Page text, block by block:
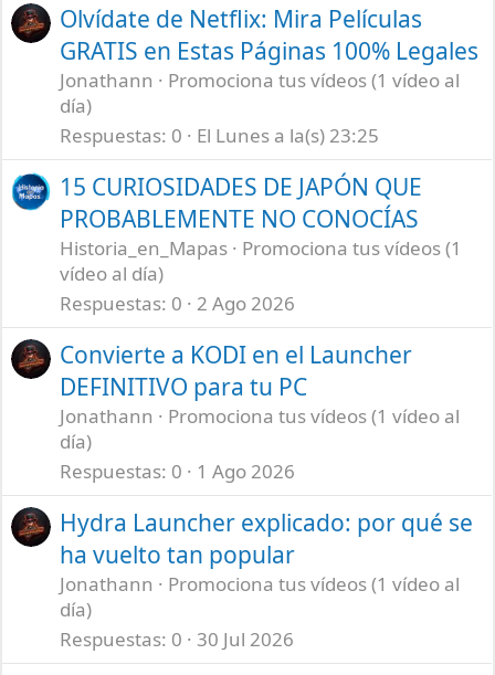
Olvídate de Netflix: Mira Películas
GRATIS en Estas Páginas 100% Legales
Jonathann
Promociona tus vídeos (1 vídeo al
día)
Respuestas 0 El Lunes a la(s) 23:25
15 CURIOSIDADES DE JAPÓN QUE
PROBABLEMENTE NO CONOCÍAS
Historia_en_Mapas
Promociona tus vídeos (1
vídeo al día)
Respuestas 0 2 Ago 2026
Convierte a KODI en el Launcher
DEFINITIVO para tu PC
Jonathann
Promociona tus vídeos (1 vídeo al
día)
Respuestas 0 1 Ago 2026
Hydra Launcher explicado: por qué se
ha vuelto tan popular
Jonathann
Promociona tus vídeos (1 vídeo al
día)
Respuestas 0 30 Jul 2026